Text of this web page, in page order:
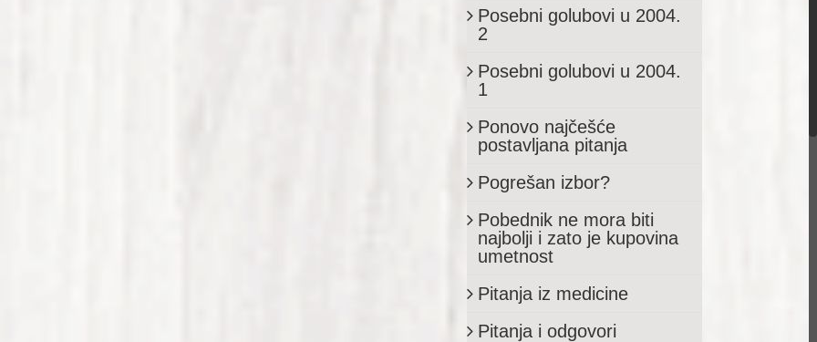
Posebni golubovi u 2004.
2
Posebni golubovi u 2004.
1
Ponovo najčešće
postavljana pitanja
Pogrešan izbor?
Pobednik ne mora biti
najbolji i zato je kupovina
umetnost
Pitanja iz medicine
Pitanja i odgovori